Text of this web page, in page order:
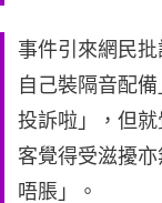
事件引來網民
自己裝隔音配
投訴啦」，但
客覺得受滋擾
唔脹」。